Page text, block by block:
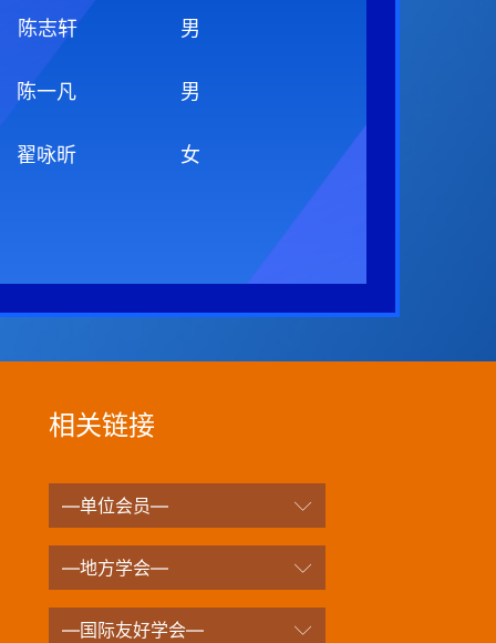
陈志轩 男
陈一凡 男
翟咏昕 女
相关链接
—单位会员—
—地方学会—
—国际友好学会—